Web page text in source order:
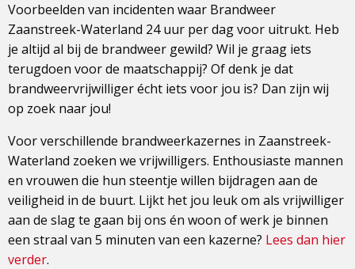
Voorbeelden van incidenten waar Brandweer
Zaanstreek-Waterland 24 uur per dag voor uitrukt. Heb
je altijd al bij de brandweer gewild? Wil je graag iets
terugdoen voor de maatschappij? Of denk je dat
brandweervrijwilliger écht iets voor jou is? Dan zijn wij
op zoek naar jou!
Voor verschillende brandweerkazernes in Zaanstreek-
Waterland zoeken we vrijwilligers. Enthousiaste mannen
en vrouwen die hun steentje willen bijdragen aan de
veiligheid in de buurt. Lijkt het jou leuk om als vrijwilliger
aan de slag te gaan bij ons én woon of werk je binnen
een straal van 5 minuten van een kazerne? Lees dan hier
verder.